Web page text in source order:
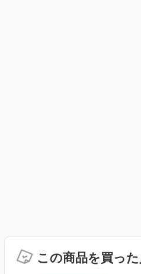
この商品を買っ